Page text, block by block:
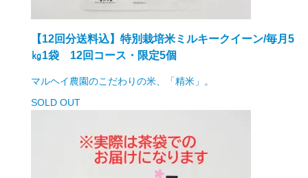
【12回分送料込】特別栽培米ミルキークイーン/毎月5
㎏1袋 12回コース・限定5個
マルヘイ農園のこだわりの米、「精米」。
SOLD OUT